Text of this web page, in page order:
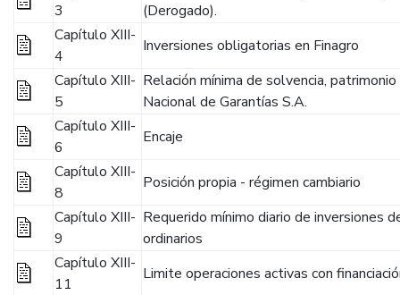
3
(Derogado).
Capítulo XIII-
4
Inversiones obligatorias en Finagro
Capítulo XIII-
5
Relación mínima de solvencia,
Nacional de Garantías S.A.
Capítulo XIII-
6
Encaje
Capítulo XIII-
8
Posición propia - régimen cambiario
Capítulo XIII-
9
Requerido mínimo diario de inversiones
ordinarios
Capítulo XIII-
11
Limite operaciones activas con